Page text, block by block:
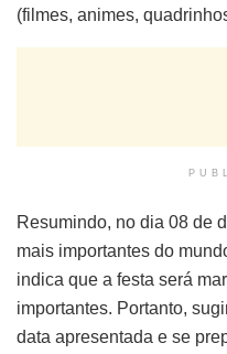
(filmes, animes,
Resumindo, no dia 08 de
mais importantes do
indica que a festa será
importantes. Portanto,
data apresentada e se